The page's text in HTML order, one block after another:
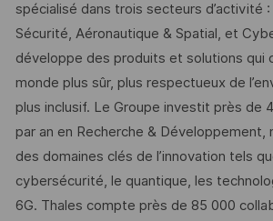
spécialisé dans trois secteurs d’activité
Sécurité, Aéronautique & Spatial, et
développe des produits et solutions qui
monde plus sûr, plus respectueux de
plus inclusif. Le Groupe investit près de
par an en Recherche & Développement,
des domaines clés de l’innovation tels
cybersécurité, le quantique, les
6G. Thales compte près de 85 000